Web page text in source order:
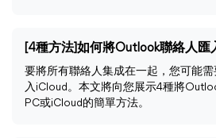
[4種方法]如何將Outlook聯絡人匯
要將所有聯絡人集成在一起，您可能
入iCloud。本文將向您展示4種將
PC或iCloud的簡單方法。